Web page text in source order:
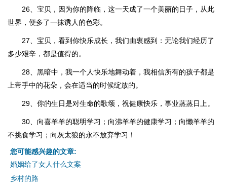
26、宝贝，因为你的降临，这一天成了一个美丽的日子，从此
世界，便多了一抹诱人的色彩。
27、宝贝，看到你快乐成长，我们由衷感到：无论我们经历了
多少艰辛，都是值得的。
28、黑暗中，我一个人快乐地舞动着，我相信所有的孩子都是
上帝手中的花朵，会在适当的时候绽放的。
29、你的生日是对生命的歌颂，祝健康快乐，事业蒸蒸日上。
30、向喜羊羊的聪明学习；向沸羊羊的健康学习；向懒羊羊的
不挑食学习；向灰太狼的永不放弃学习！
您可能感兴趣的文章:
婚姻给了女人什么文案
乡村的路